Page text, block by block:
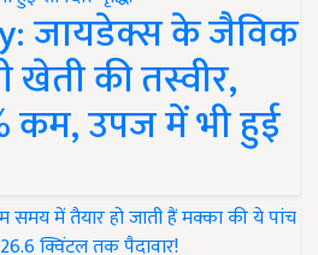
जायडेक्स के जैविक
खेती की तस्वीर,
कम, उपज में भी हुई